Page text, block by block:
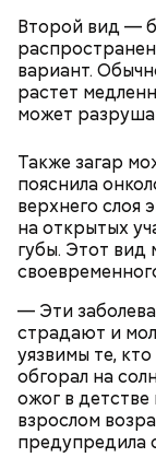
Второй вид —
вариант.
растет
может
Также загар
пояснила
верхнего слоя
на открытых
губы. Этот вид
— Эти
страдают и
уязвимы те,
обгорал на
ожог в
взрослом
предупредила
День
Противень
190 градусов.
25–30 минут.